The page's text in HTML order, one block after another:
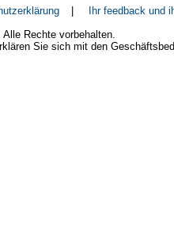
|
Ihr feedback und
Rechte vorbehalten.
Sie sich mit den